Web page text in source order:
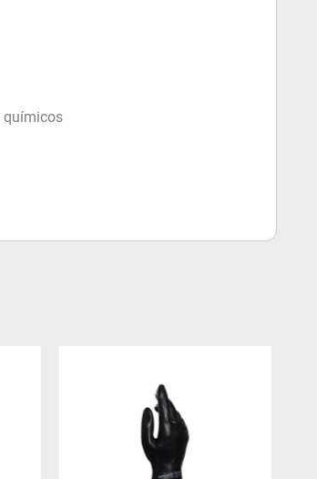
químicos